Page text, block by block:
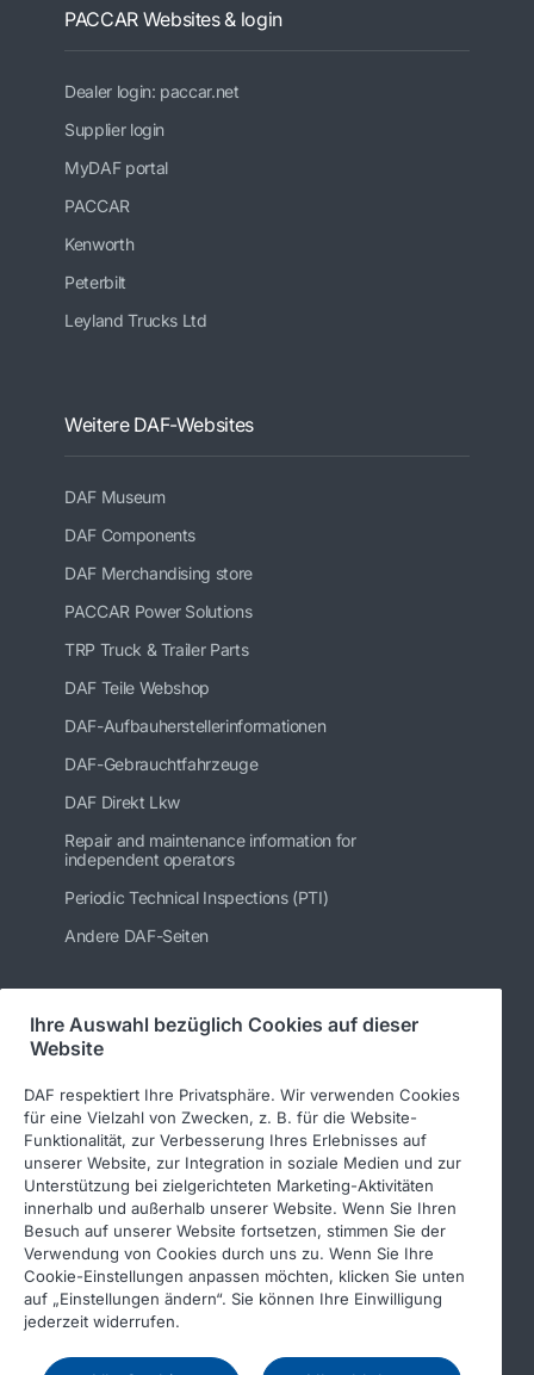
PACCAR Websites & login
Dealer login: paccar.net
Supplier login
MyDAF portal
PACCAR
Kenworth
Peterbilt
Leyland Trucks Ltd
Weitere DAF-Websites
DAF Museum
DAF Components
DAF Merchandising store
PACCAR Power Solutions
TRP Truck & Trailer Parts
DAF Teile Webshop
DAF-Aufbauherstellerinformationen
DAF-Gebrauchtfahrzeuge
DAF Direkt Lkw
Repair and maintenance information for
independent operators
Periodic Technical Inspections (PTI)
Andere DAF-Seiten
Folgen Sie uns
© 2026 DAF
Rechtlicher Hinweis
Datenschutzerklärung
Ihre Auswahl bezüglich Cookies auf dieser
Website
DAF respektiert Ihre Privatsphäre. Wir verwenden Cookies
für eine Vielzahl von Zwecken, z. B. für die Website-
Funktionalität, zur Verbesserung Ihres Erlebnisses auf
unserer Website, zur Integration in soziale Medien und zur
Unterstützung bei zielgerichteten Marketing-Aktivitäten
innerhalb und außerhalb unserer Website. Wenn Sie Ihren
Besuch auf unserer Website fortsetzen, stimmen Sie der
Verwendung von Cookies durch uns zu. Wenn Sie Ihre
Cookie-Einstellungen anpassen möchten, klicken Sie unten
auf „Einstellungen ändern“. Sie können Ihre Einwilligung
jederzeit widerrufen.